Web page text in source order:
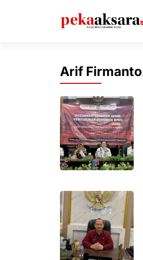
Arif Firmanto